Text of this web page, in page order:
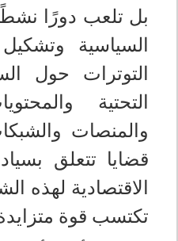
بل تلعب دورًا
السياسية وتشكيل
التوترات حول
التحتية
والمنصات
قضايا تتعلق
الاقتصادية لهذه
تكتسب قوة